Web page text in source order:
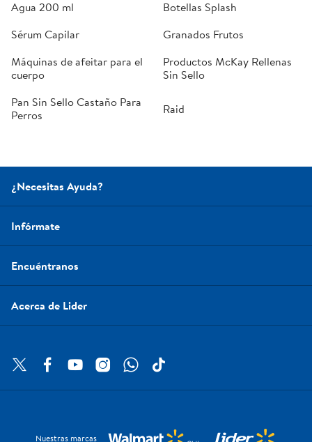
Agua 200 ml
Botellas Splash
Sérum Capilar
Granados Frutos
Máquinas de afeitar para el
cuerpo
Productos McKay Rellenas
Sin Sello
Pan Sin Sello Castaño Para
Perros
Raid
¿Necesitas Ayuda?
Infórmate
Encuéntranos
Acerca de Lider
Nuestras marcas